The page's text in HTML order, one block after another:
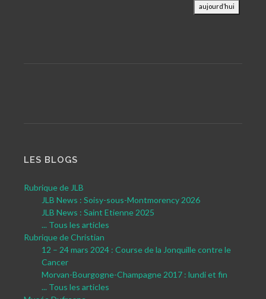
aujourd’hui
LES BLOGS
Rubrique de JLB
JLB News : Soisy-sous-Montmorency 2026
JLB News : Saint Etienne 2025
... Tous les articles
Rubrique de Christian
12 – 24 mars 2024 : Course de la Jonquille contre le
Cancer
Morvan-Bourgogne-Champagne 2017 : lundi et fin
... Tous les articles